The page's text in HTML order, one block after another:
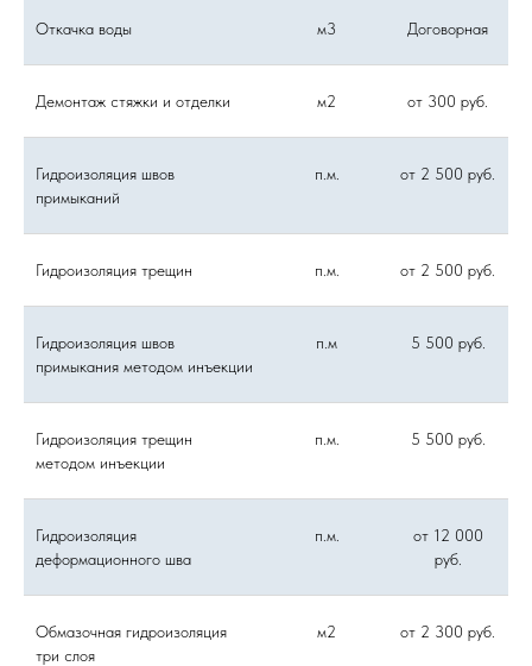
Откачка воды м3 Договорная
Демонтаж стяжки и отделки м2 от 300 руб.
Гидроизоляция швов
примыканий
п.м. от 2 500 руб.
Гидроизоляция трещин п.м. от 2 500 руб.
Гидроизоляция швов
примыкания методом инъекции
п.м 5 500 руб.
Гидроизоляция трещин
методом инъекции
п.м. 5 500 руб.
Гидроизоляция
деформационного шва
п.м.
от 12 000
руб.
Обмазочная гидроизоляция
три слоя
м2 от 2 300 руб.